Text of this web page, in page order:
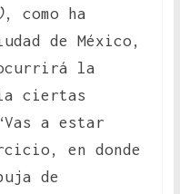
, como ha
de México,
la
ciertas
a estar
en donde
de